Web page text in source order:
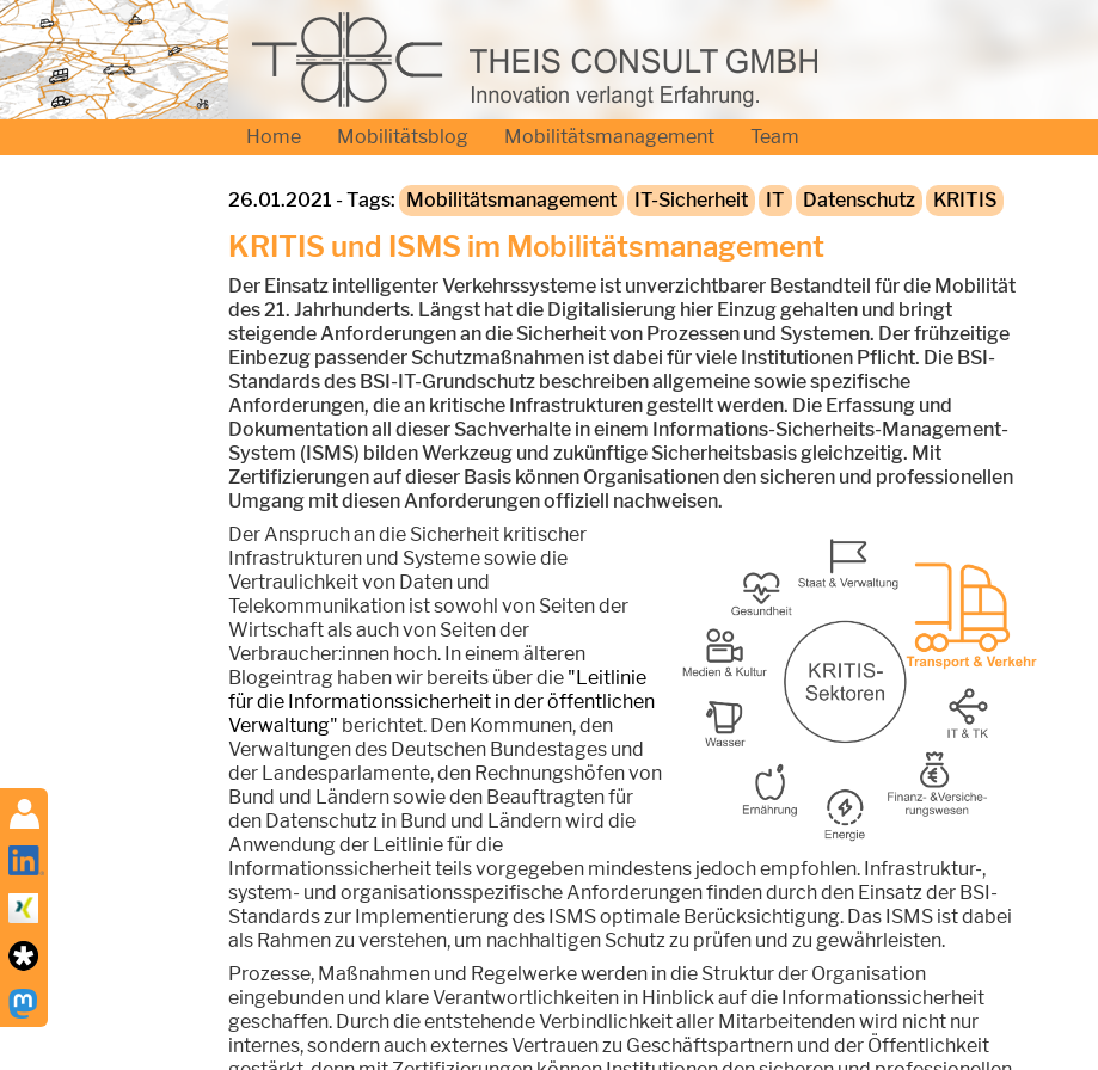
Home Mobilitätsblog Mobilitätsmanagement Team
26.01.2021 - Tags: Mobilitätsmanagement IT-Sicherheit IT Datenschutz KRITIS
KRITIS und ISMS im Mobilitätsmanagement
Der Einsatz intelligenter Verkehrssysteme ist unverzichtbarer Bestandteil für die Mobilität
des 21. Jahrhunderts. Längst hat die Digitalisierung hier Einzug gehalten und bringt
steigende Anforderungen an die Sicherheit von Prozessen und Systemen. Der frühzeitige
Einbezug passender Schutzmaßnahmen ist dabei für viele Institutionen Pflicht. Die BSI-
Standards des BSI-IT-Grundschutz beschreiben allgemeine sowie spezifische
Anforderungen, die an kritische Infrastrukturen gestellt werden. Die Erfassung und
Dokumentation all dieser Sachverhalte in einem Informations-Sicherheits-Management-
System (ISMS) bilden Werkzeug und zukünftige Sicherheitsbasis gleichzeitig. Mit
Zertifizierungen auf dieser Basis können Organisationen den sicheren und professionellen
Umgang mit diesen Anforderungen offiziell nachweisen.
Der Anspruch an die Sicherheit kritischer
Infrastrukturen und Systeme sowie die
Vertraulichkeit von Daten und
Telekommunikation ist sowohl von Seiten der
Wirtschaft als auch von Seiten der
Verbraucher:innen hoch. In einem älteren
Blogeintrag haben wir bereits über die "Leitlinie
für die Informationssicherheit in der öffentlichen
Verwaltung" berichtet. Den Kommunen, den
Verwaltungen des Deutschen Bundestages und
der Landesparlamente, den Rechnungshöfen von
Bund und Ländern sowie den Beauftragten für
den Datenschutz in Bund und Ländern wird die
Anwendung der Leitlinie für die
Informationssicherheit teils vorgegeben mindestens jedoch empfohlen. Infrastruktur-,
system- und organisationsspezifische Anforderungen finden durch den Einsatz der BSI-
Standards zur Implementierung des ISMS optimale Berücksichtigung. Das ISMS ist dabei
als Rahmen zu verstehen, um nachhaltigen Schutz zu prüfen und zu gewährleisten.
Prozesse, Maßnahmen und Regelwerke werden in die Struktur der Organisation
eingebunden und klare Verantwortlichkeiten in Hinblick auf die Informationssicherheit
geschaffen. Durch die entstehende Verbindlichkeit aller Mitarbeitenden wird nicht nur
internes, sondern auch externes Vertrauen zu Geschäftspartnern und der Öffentlichkeit